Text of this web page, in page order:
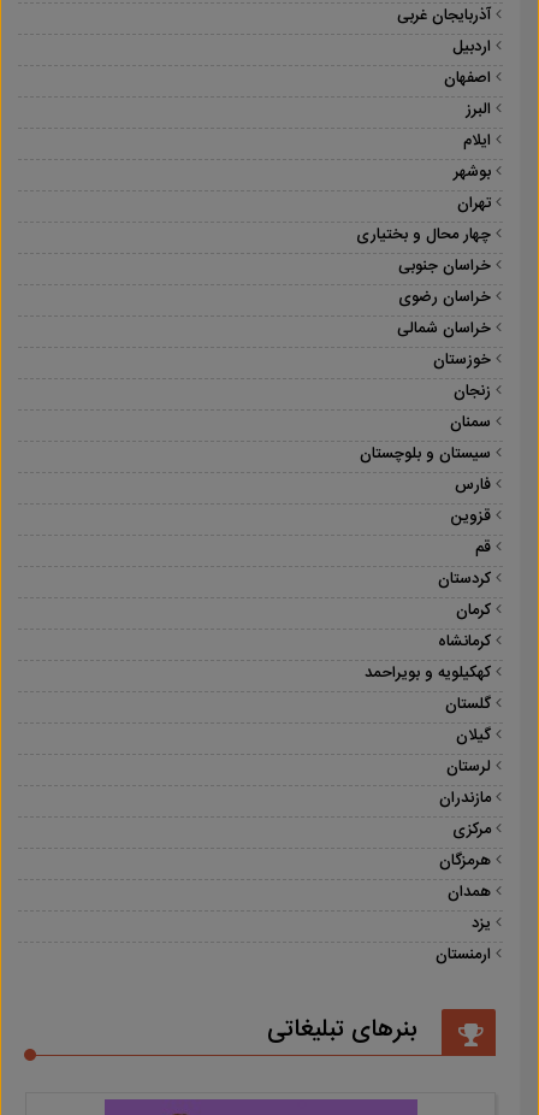
آذربایجان غربی
اردبیل
اصفهان
البرز
ایلام
بوشهر
تهران
چهار محال و بختیاری
خراسان جنوبی
خراسان رضوی
خراسان شمالی
خوزستان
زنجان
سمنان
سیستان و بلوچستان
فارس
قزوین
قم
کردستان
کرمان
کرمانشاه
کهکیلویه و بویراحمد
گلستان
گیلان
لرستان
مازندران
مرکزی
هرمزگان
همدان
یزد
ارمنستان
بنرهای تبلیغاتی